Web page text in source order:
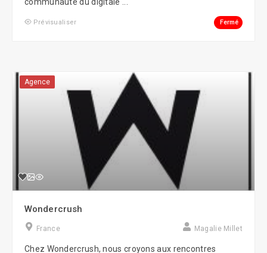
Prévisualiser Fermé
Agence
Wondercrush
France Magalie Millet
Chez Wondercrush, nous croyons aux rencontres